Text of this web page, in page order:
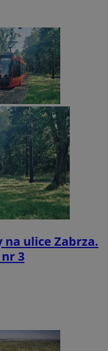
ulice Zabrza.
3